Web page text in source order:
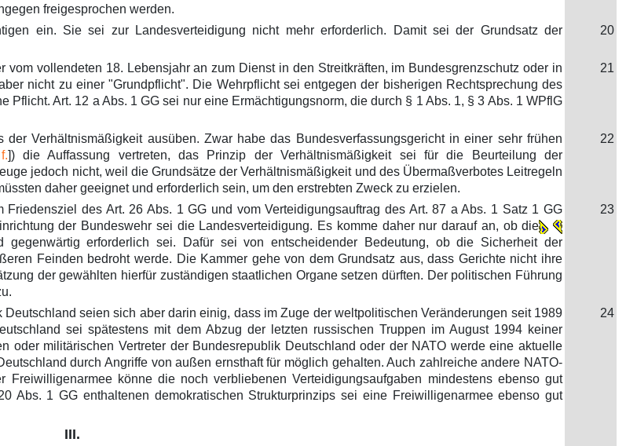
freigesprochen werden.
ein. Sie sei zur Landesverteidigung nicht mehr erforderlich. Damit sei der Grundsatz der
20
vollendeten 18. Lebensjahr an zum Dienst in den Streitkräften, im Bundesgrenzschutz oder in
nicht zu einer "Grundpflicht". Die Wehrpflicht sei entgegen der bisherigen Rechtsprechung des
Art. 12 a Abs. 1 GG sei nur eine Ermächtigungsnorm, die durch § 1 Abs. 1, § 3 Abs. 1 WPflG
21
Verhältnismäßigkeit ausüben. Zwar habe das Bundesverfassungsgericht in einer sehr frühen
]) die Auffassung vertreten, das Prinzip der Verhältnismäßigkeit sei für die Beurteilung der
jedoch nicht, weil die Grundsätze der Verhältnismäßigkeit und des Übermaßverbotes Leitregeln
daher geeignet und erforderlich sein, um den erstrebten Zweck zu erzielen.
22
des Art. 26 Abs. 1 GG und vom Verteidigungsauftrag des Art. 87 a Abs. 1 Satz 1 GG
der Bundeswehr sei die Landesverteidigung. Es komme daher nur darauf an, ob die
gegenwärtig erforderlich sei. Dafür sei von entscheidender Bedeutung, ob die Sicherheit der
Feinden bedroht werde. Die Kammer gehe von dem Grundsatz aus, dass Gerichte nicht ihre
der gewählten hierfür zuständigen staatlichen Organe setzen dürften. Der politischen Führung
23
seien sich aber darin einig, dass im Zuge der weltpolitischen Veränderungen seit 1989
sei spätestens mit dem Abzug der letzten russischen Truppen im August 1994 keiner
oder militärischen Vertreter der Bundesrepublik Deutschland oder der NATO werde eine aktuelle
durch Angriffe von außen ernsthaft für möglich gehalten. Auch zahlreiche andere NATO-
könne die noch verbliebenen Verteidigungsaufgaben mindestens ebenso gut
Abs. 1 GG enthaltenen demokratischen Strukturprinzips sei eine Freiwilligenarmee ebenso gut
24
III.